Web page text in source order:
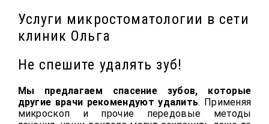
Услуги микростоматологии в сети
клиник Ольга
Не спешите удалять зуб!
Мы предлагаем спасение зубов, которые
другие врачи рекомендуют удалить. Применяя
микроскоп и прочие передовые методы